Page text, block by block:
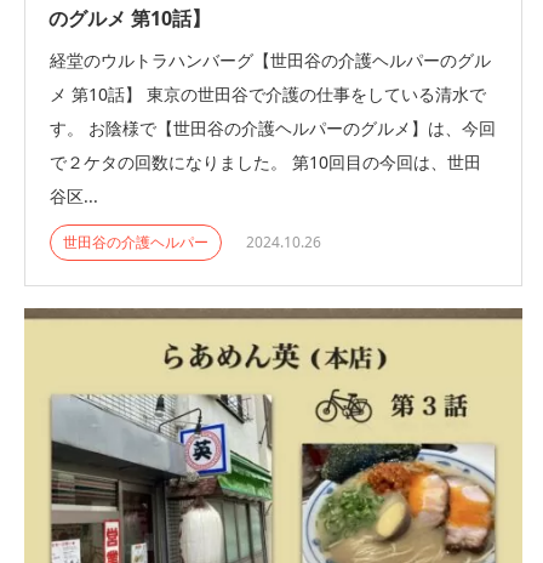
のグルメ 第10話】
経堂のウルトラハンバーグ【世田谷の介護ヘルパーのグル
メ 第10話】 東京の世田谷で介護の仕事をしている清水で
す。 お陰様で【世田谷の介護ヘルパーのグルメ】は、今回
で２ケタの回数になりました。 第10回目の今回は、世田
谷区...
世田谷の介護ヘルパー 2024.10.26